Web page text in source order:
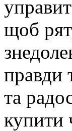
щоб
правди
та
купити